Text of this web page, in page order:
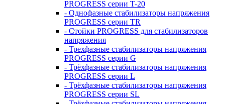
PROGRESS серии T-20
- Однофазные стабилизаторы напряжения
PROGRESS серии TR
- Стойки PROGRESS для стабилизаторов
напряжения
- Трехфазные стабилизаторы напряжения
PROGRESS серии G
- Трёхфазные стабилизаторы напряжения
PROGRESS серии L
- Трёхфазные стабилизаторы напряжения
PROGRESS серии SL